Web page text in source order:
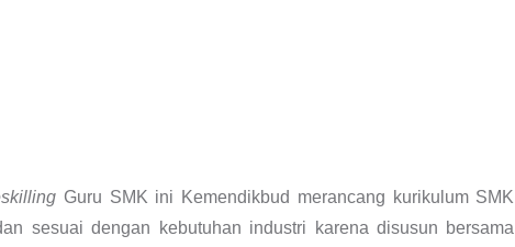
Guru SMK ini Kemendikbud merancang kurikulum SMK
sesuai dengan kebutuhan industri karena disusun bersama